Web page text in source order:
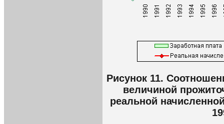
Рисунок 11.
величиной
реальной